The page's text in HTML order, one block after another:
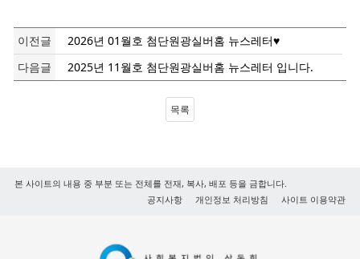
이전글
2026년 01월호 첨단원광실버홈 뉴스레터♥
다음글
2025년 11월호 첨단원광실버홈 뉴스레터 입니다.
목록
본 사이트의 내용 중 부분 또는 전체를 전재, 복사, 배포 등을 금합니다.
사이트 이용약관
개인정보 처리방침
공지사항